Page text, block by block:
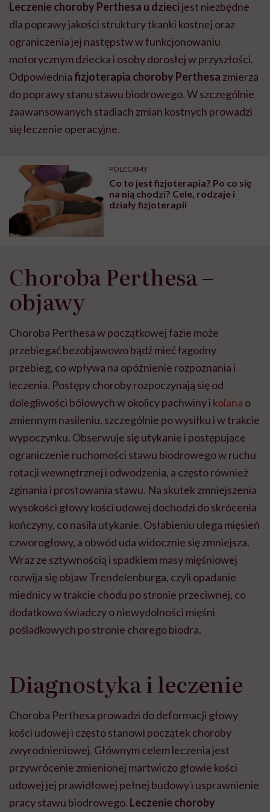
Leczenie choroby Perthesa u dziecijest niezbędne
dla poprawy jakości struktury tkanki kostnej oraz
ograniczenia jej następstw w funkcjonowaniu
motorycznym dziecka i osoby dorosłej w przyszłości.
Odpowiedniafizjoterapia choroby Perthesa zmierza
do poprawy stanu stawu biodrowego. W szczególnie
zaawansowanych stadiach zmian kostnych prowadzi
się leczenie operacyjne.
POLECAMY
Co to jest fizjoterapia? Po co się
na nią chodzi? Cele, rodzaje i
działy fizjoterapii
Choroba Perthesa –
objawy
Choroba Perthesa w początkowej fazie może
przebiegać bezobjawowo bądź mieć łagodny
przebieg, co wpływa na opóźnienie rozpoznania i
leczenia. Postępy choroby rozpoczynają się od
dolegliwości bólowych w okolicy pachwiny i kolana o
zmiennym nasileniu, szczególnie po wysiłku i w trakcie
wypoczynku. Obserwuje się utykanie i postępujące
ograniczenie ruchomości stawu biodrowego w ruchu
rotacji wewnętrznej i odwodzenia, a często również
zginania i prostowania stawu. Na skutek zmniejszenia
wysokości głowy kości udowej dochodzi do skrócenia
kończyny, co nasila utykanie. Osłabieniu ulega mięsień
czworogłowy, a obwód uda widocznie się zmniejsza.
Wraz ze sztywnością i spadkiem masy mięśniowej
rozwija się objaw Trendelenburga, czyli opadanie
miednicy w trakcie chodu po stronie przeciwnej, co
dodatkowo świadczy o niewydolności mięśni
pośladkowych po stronie chorego biodra.
Diagnostyka i leczenie
Choroba Perthesa prowadzi do deformacji głowy
kości udowej i często stanowi początek choroby
zwyrodnieniowej. Głównym celem leczenia jest
przywrócenie zmienionej martwiczo głowie kości
udowej jej prawidłowej pełnej budowy i usprawnienie
pracy stawu biodrowego. Leczenie choroby